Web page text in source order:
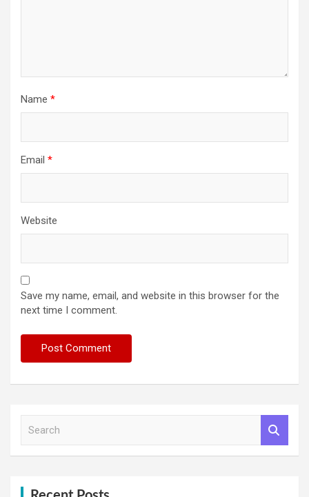
Name *
Email *
Website
Save my name, email, and website in this browser for the
next time I comment.